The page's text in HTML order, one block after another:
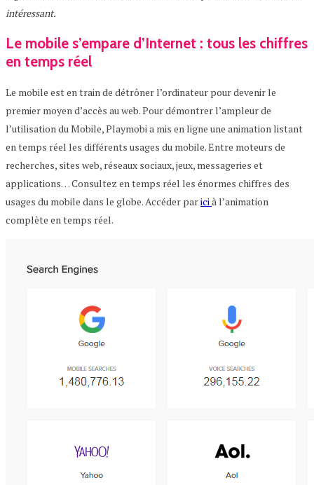
intéressant.
Le mobile s’empare d’Internet : tous les chiffres
en temps réel
Le mobile est en train de détrôner l’ordinateur pour devenir le
premier moyen d’accès au web. Pour démontrer l’ampleur de
l’utilisation du Mobile, Playmobi a mis en ligne une animation listant
en temps réel les différents usages du mobile. Entre moteurs de
recherches, sites web, réseaux sociaux, jeux, messageries et
applications… Consultez en temps réel les énormes chiffres des
usages du mobile dans le globe. Accéder paricià l’animation
complète en temps réel.